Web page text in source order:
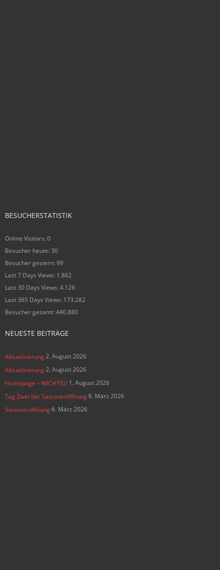
BESUCHERSTATISTIK
Online Visitors: 0
Besucher heute: 30
Besucher gestern: 99
Last 7 Days Views: 1.862
Last 30 Days Views: 4.126
Last 365 Days Views: 173.282
Besucher gesamt: 440.880
NEUESTE BEITRÄGE
Aktualisierung2. August 2026
Aktualisierung2. August 2026
Homepage – WICHTIG! 1. August 2026
Tag Zwei der Saisoneröffnung6. März 2026
Saisoneröffnung6. März 2026